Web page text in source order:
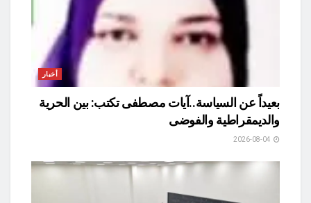
أخبار
بعيداً عن السياسة..آيات مصطفى تكتب: بين الحرية
والديمقراطية والفوضى